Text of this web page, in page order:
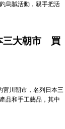
烏賊活動，親手把活
三大朝市 買
川朝市，名列日本三
品和手工藝品，其中